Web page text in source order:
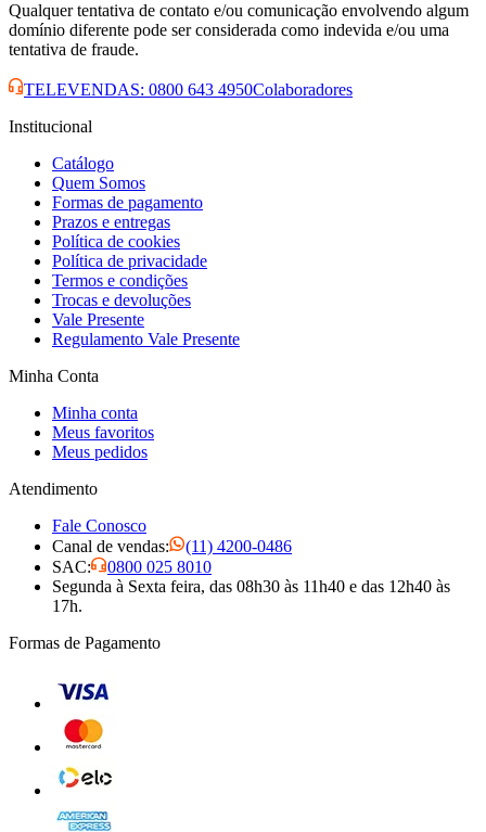
Qualquer tentativa de contato e/ou comunicação envolvendo algum
domínio diferente pode ser considerada como indevida e/ou uma
tentativa de fraude.
TELEVENDAS: 0800 643 4950Colaboradores
Institucional
Catálogo
Quem Somos
Formas de pagamento
Prazos e entregas
Política de cookies
Política de privacidade
Termos e condições
Trocas e devoluções
Vale Presente
Regulamento Vale Presente
Minha Conta
Minha conta
Meus favoritos
Meus pedidos
Atendimento
Fale Conosco
Canal de vendas:
(11) 4200-0486
SAC:
0800 025 8010
Segunda à Sexta feira, das 08h30 às 11h40 e das 12h40 às
17h.
Formas de Pagamento